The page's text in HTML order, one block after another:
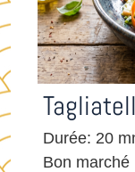
Durée: 20
Bon marché